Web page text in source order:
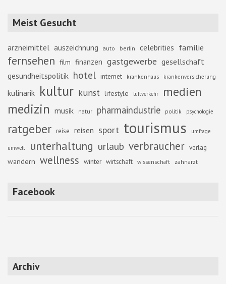
Meist Gesucht
arzneimittel auszeichnung auto berlin celebrities familie
fernsehen film finanzen gastgewerbe gesellschaft
gesundheitspolitik hotel internet krankenhaus krankenversicherung
kulinarik kultur kunst lifestyle luftverkehr medien
medizin musik natur pharmaindustrie politik psychologie
ratgeber reise reisen sport tourismus umfrage
umwelt unterhaltung urlaub verbraucher verlag
wandern wellness winter wirtschaft wissenschaft zahnarzt
Facebook
Archiv